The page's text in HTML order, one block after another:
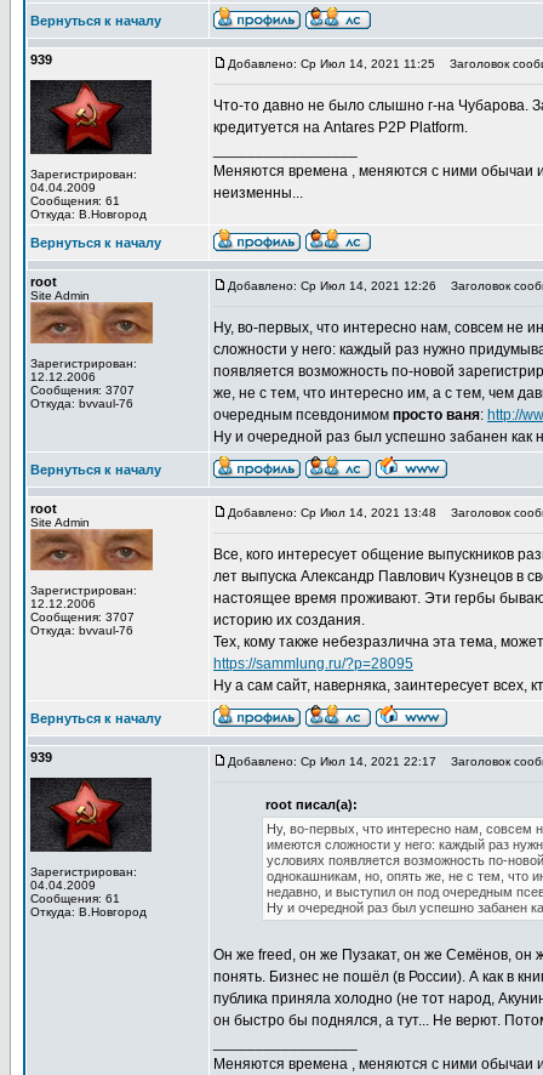
Вернуться к началу
939
Зарегистрирован:
04.04.2009
Сообщения: 61
Откуда: В.Новгород
Добавлено: Ср Июл 14, 2021 11:25 Заголовок
Что-то давно не было слышно г-на Чубарова.
кредитуется на Antares P2P Platform.
Меняются времена , меняются с ними обычаи
неизменны...
Вернуться к началу
root
Site Admin
Зарегистрирован:
12.12.2006
Сообщения: 3707
Откуда: bvvaul-76
Добавлено: Ср Июл 14, 2021 12:26 Заголовок
Ну, во-первых, что интересно нам, совсем не
сложности у него: каждый раз нужно
появляется возможность по-новой
же, не с тем, что интересно им, а с тем, чем
очередным псевдонимом просто ваня: http://
Ну и очередной раз был успешно забанен
Вернуться к началу
root
Site Admin
Зарегистрирован:
12.12.2006
Сообщения: 3707
Откуда: bvvaul-76
Добавлено: Ср Июл 14, 2021 13:48 Заголовок
Все, кого интересует общение выпускников
лет выпуска Александр Павлович Кузнецов в
настоящее время проживают. Эти гербы
историю их создания.
Тех, кому также небезразлична эта тема,
https://sammlung.ru/?p=28095
Ну а сам сайт, наверняка, заинтересует всех,
Вернуться к началу
939
Зарегистрирован:
04.04.2009
Сообщения: 61
Откуда: В.Новгород
Добавлено: Ср Июл 14, 2021 22:17 Заголовок
root писал(а):
Ну, во-первых, что интересно нам, совсем
имеются сложности у него: каждый раз
условиях появляется возможность по-
однокашникам, но, опять же, не с тем, что
недавно, и выступил он под очередным
Ну и очередной раз был успешно забанен
Он же freed, он же Пузакат, он же Семёнов, он
понять. Бизнес не пошёл (в России). А как в
публика приняла холодно (не тот народ,
он быстро бы поднялся, а тут... Не верют.
Меняются времена , меняются с ними обычаи